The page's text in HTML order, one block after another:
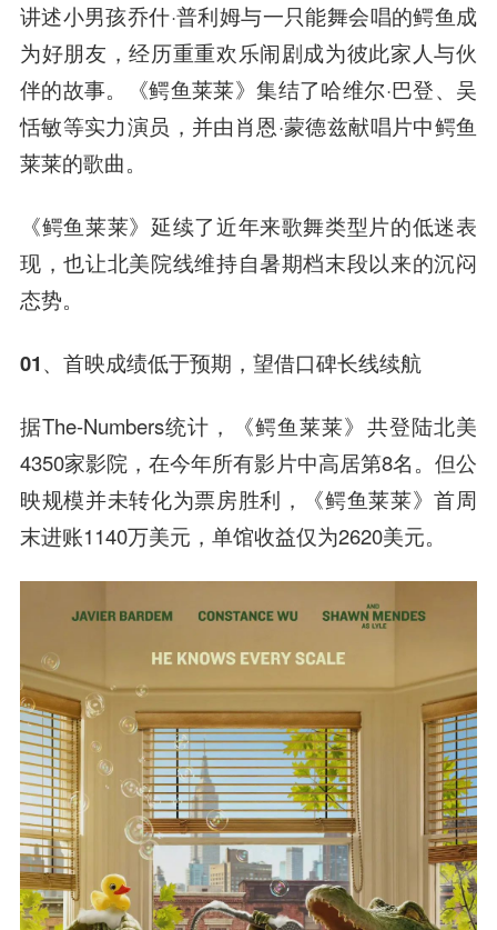
讲述小男孩乔什·普利姆与一只能舞会唱的鳄鱼成
为好朋友，经历重重欢乐闹剧成为彼此家人与伙
伴的故事。《鳄鱼莱莱》集结了哈维尔·巴登、吴
恬敏等实力演员，并由肖恩·蒙德兹献唱片中鳄鱼
莱莱的歌曲。
《鳄鱼莱莱》延续了近年来歌舞类型片的低迷表
现，也让北美院线维持自暑期档末段以来的沉闷
态势。
01、首映成绩低于预期，望借口碑长线续航
据The-Numbers统计，《鳄鱼莱莱》共登陆北美
4350家影院，在今年所有影片中高居第8名。但公
映规模并未转化为票房胜利，《鳄鱼莱莱》首周
末进账1140万美元，单馆收益仅为2620美元。